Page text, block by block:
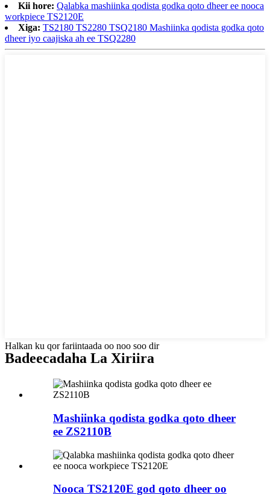
Kii hore: Qalabka mashiinka qodista godka qoto dheer ee nooca
workpiece TS2120E
Xiga: TS2180 TS2280 TSQ2180 Mashiinka qodista godka qoto
dheer iyo caajiska ah ee TSQ2280
Halkan ku qor fariintaada oo noo soo dir
Badeecadaha La Xiriira
Mashiinka qodista godka qoto dheer
ee ZS2110B
Nooca TS2120E god qoto dheer oo